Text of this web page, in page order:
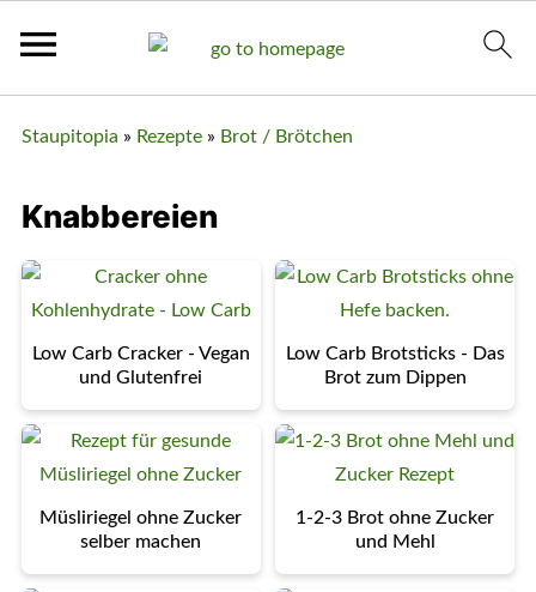
Staupitopia » Rezepte» Brot / Brötchen
Knabbereien
Low Carb Cracker - Vegan
und Glutenfrei
Low Carb Brotsticks - Das
Brot zum Dippen
Müsliriegel ohne Zucker
selber machen
1-2-3 Brot ohne Zucker
und Mehl